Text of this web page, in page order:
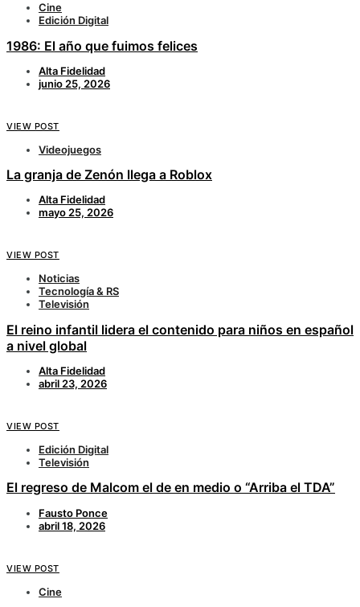
Cine
Edición Digital
1986: El año que fuimos felices
Alta Fidelidad
junio 25, 2026
VIEW POST
Videojuegos
La granja de Zenón llega a Roblox
Alta Fidelidad
mayo 25, 2026
VIEW POST
Noticias
Tecnología & RS
Televisión
El reino infantil lidera el contenido para niños en español
a nivel global
Alta Fidelidad
abril 23, 2026
VIEW POST
Edición Digital
Televisión
El regreso de Malcom el de en medio o “Arriba el TDA”
Fausto Ponce
abril 18, 2026
VIEW POST
Cine